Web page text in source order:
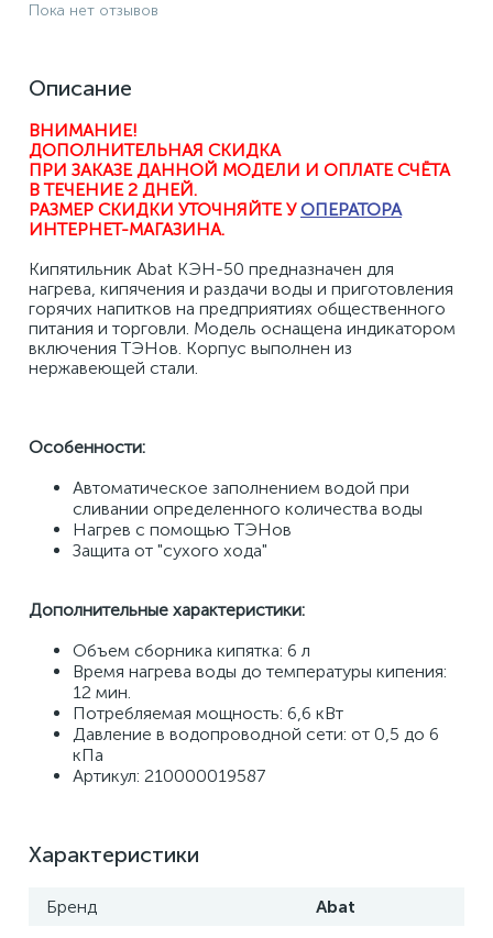
Пока нет отзывов
Описание
ВНИМАНИЕ!
ДОПОЛНИТЕЛЬНАЯ СКИДКА
ПРИ ЗАКАЗЕ ДАННОЙ МОДЕЛИ И ОПЛАТЕ СЧЁТА
В ТЕЧЕНИЕ 2 ДНЕЙ.
РАЗМЕР СКИДКИ УТОЧНЯЙТЕ У ОПЕРАТОРА
ИНТЕРНЕТ-МАГАЗИНА.
Кипятильник Abat КЭН-50 предназначен для
нагрева, кипячения и раздачи воды и приготовления
горячих напитков на предприятиях общественного
питания и торговли. Модель оснащена индикатором
включения ТЭНов. Корпус выполнен из
нержавеющей стали.
Особенности:
Автоматическое заполнением водой при
сливании определенного количества воды
Нагрев с помощью ТЭНов
Защита от "сухого хода"
Дополнительные характеристики:
Объем сборника кипятка: 6 л
Время нагрева воды до температуры кипения:
12 мин.
Потребляемая мощность: 6,6 кВт
Давление в водопроводной сети: от 0,5 до 6
кПа
Артикул: 210000019587
Характеристики
Бренд
Abat